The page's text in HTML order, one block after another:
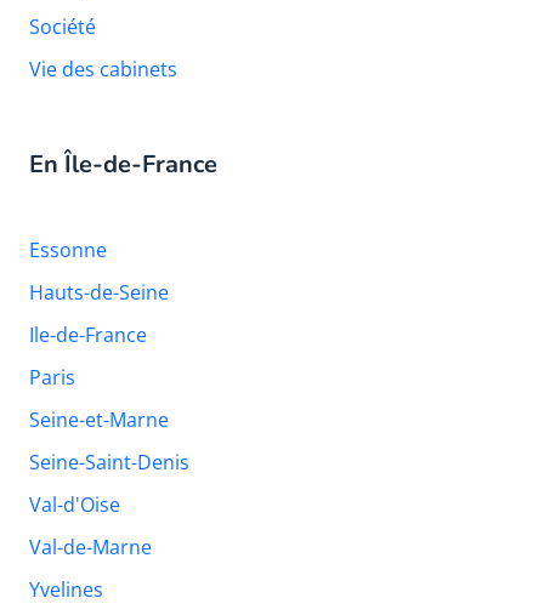
Société
Vie des cabinets
En Île-de-France
Essonne
Hauts-de-Seine
Ile-de-France
Paris
Seine-et-Marne
Seine-Saint-Denis
Val-d'Oise
Val-de-Marne
Yvelines